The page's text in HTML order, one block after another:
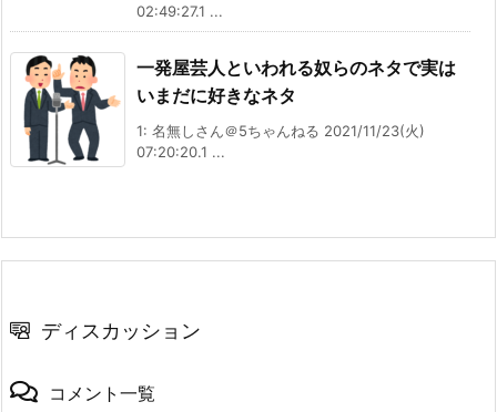
02:49:27.1 ...
一発屋芸人といわれる奴らのネタで実は
いまだに好きなネタ
1: 名無しさん＠5ちゃんねる 2021/11/23(火)
07:20:20.1 ...
ディスカッション
コメント一覧